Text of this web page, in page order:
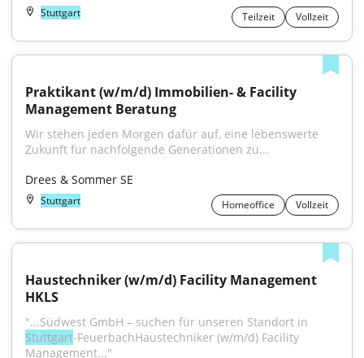
Stuttgart Teilzeit Vollzeit
Praktikant (w/m/d) Immobilien- & Facility
Management Beratung
Wir stehen jeden Morgen dafür auf, eine lebenswerte
Zukunft für nachfolgende Generationen zu...
Drees & Sommer SE
Stuttgart Homeoffice Vollzeit
Haustechniker (w/m/d) Facility Management
HKLS
Stuttgart-FeuerbachHaustechniker (w/m/d) Facility
Management..."